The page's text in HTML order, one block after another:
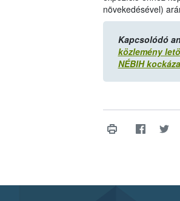
növekedésével)
Kapcsolódó
közlemény
NÉBIH